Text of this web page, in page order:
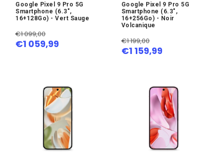
Google Pixel 9 Pro 5G
Smartphone (6.3",
16+128Go) - Vert Sauge
€1 059,99
€1 099,00
Google Pixel 9 Pro 5G
Smartphone (6.3",
16+256Go) - Noir
Volcanique
€1 159,99
€1 199,00